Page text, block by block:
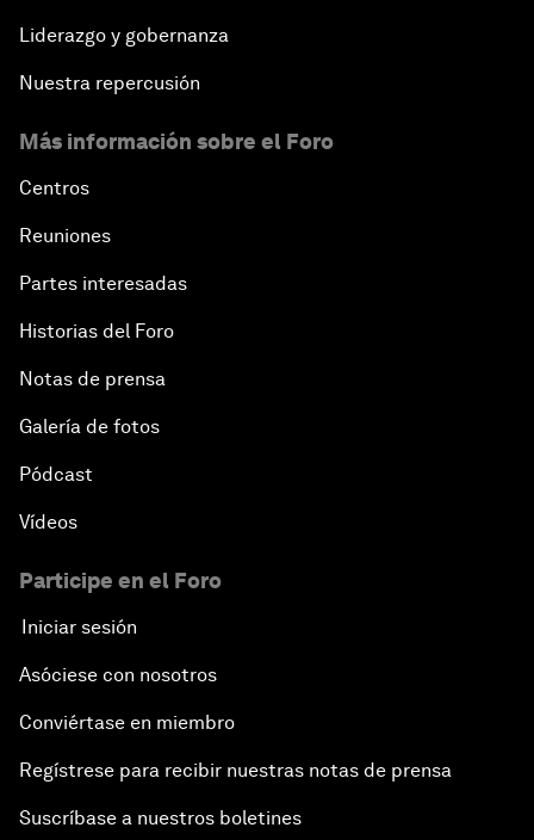
Liderazgo y gobernanza
Nuestra repercusión
Más información sobre el Foro
Centros
Reuniones
Partes interesadas
Historias del Foro
Notas de prensa
Galería de fotos
Pódcast
Vídeos
Participe en el Foro
Iniciar sesión
Asóciese con nosotros
Conviértase en miembro
Regístrese para recibir nuestras notas de prensa
Suscríbase a nuestros boletines